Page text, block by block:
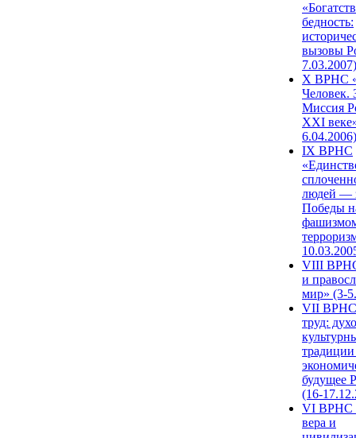
бедность:
вызовы
7.03.2007)
X ВРНС
Человек.
Миссия
XXI
6.04.2006)
IX ВРНС
людей —
Победы
VIII
и
мир» (3-
VII ВРНС
труд:
будущее
(16-
VI ВРНС
вера и